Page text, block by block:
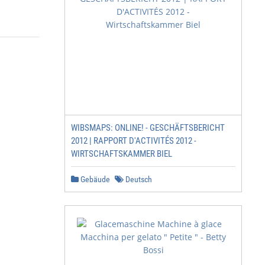
WIBSMAPS: ONLINE! - GESCHÄFTSBERICHT
2012 | RAPPORT D'ACTIVITÉS 2012 -
WIRTSCHAFTSKAMMER BIEL
Gebäude Deutsch